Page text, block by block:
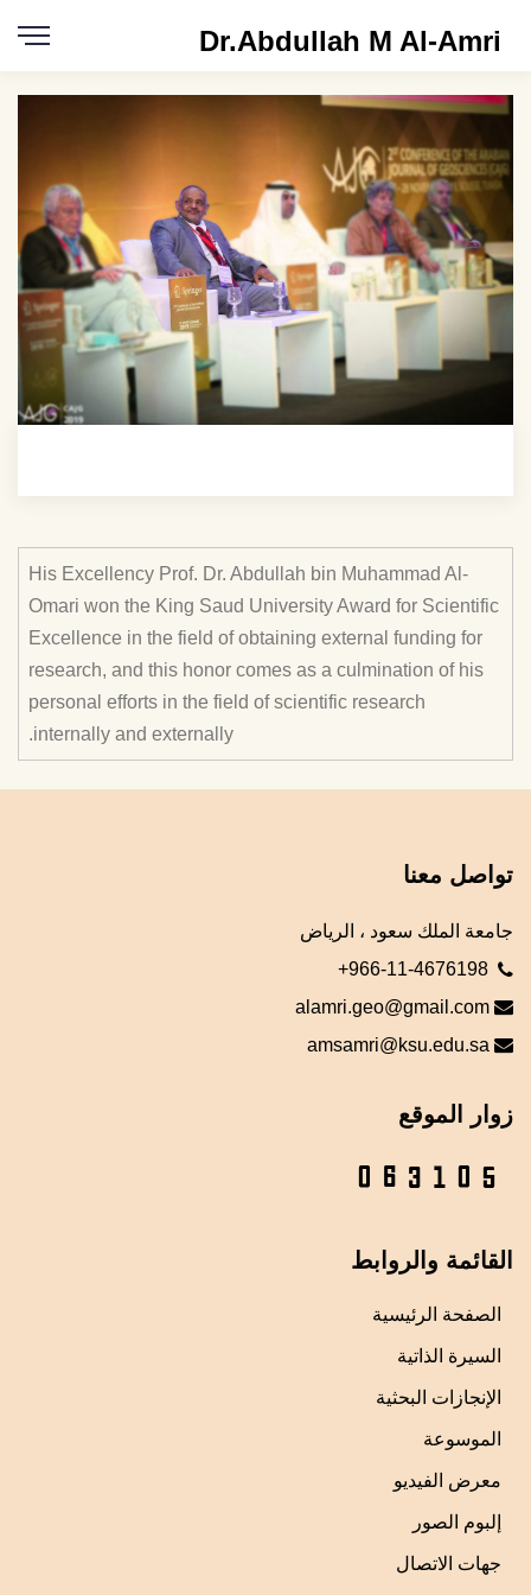
Dr.Abdullah M Al-Amri
His Excellency Prof. Dr. Abdullah bin Muhammad Al-
Omari won the King Saud University Award for Scientific
Excellence in the field of obtaining external funding for
research, and this honor comes as a culmination of his
personal efforts in the field of scientific research
internally and externally.
تواصل معنا
جامعة الملك سعود ، الرياض
+966-11-4676198
القائمة والروابط
الصفحة الرئيسية
السيرة الذاتية
الإنجازات البحثية
الموسوعة
معرض الفيديو
إلبوم الصور
جهات الاتصال
زوار الموقع